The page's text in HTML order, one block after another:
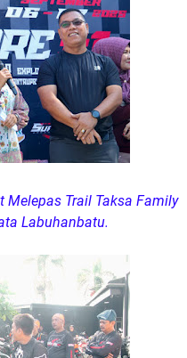
Trail Taksa Family
Labuhanbatu.